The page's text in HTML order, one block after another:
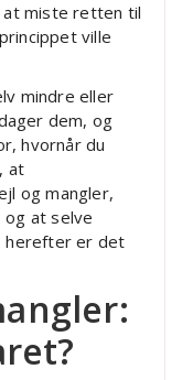
miste retten til
ville
mindre eller
dem, og
hvornår du
at
og mangler,
at selve
herefter er det